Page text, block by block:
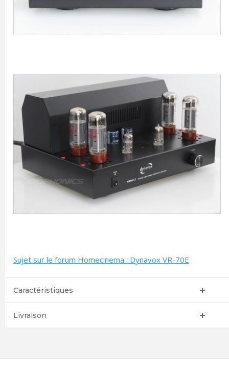
Sujet sur le forum Homecinema : Dynavox VR-70E
Caractéristiques
Livraison